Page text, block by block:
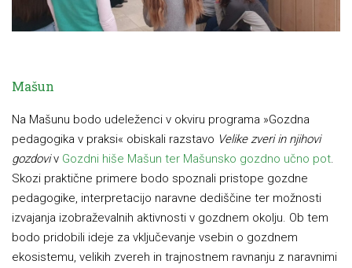
Mašun
Na Mašunu bodo udeleženci v okviru programa »Gozdna
pedagogika v praksi« obiskali razstavo Velike zveri in njihovi
gozdoviv Gozdni hiše Mašun ter Mašunsko gozdno učno pot
Skozi praktične primere bodo spoznali pristope gozdne
pedagogike, interpretacijo naravne dediščine ter možnosti
izvajanja izobraževalnih aktivnosti v gozdnem okolju. Ob tem
bodo pridobili ideje za vključevanje vsebin o gozdnem
ekosistemu, velikih zvereh in trajnostnem ravnanju z naravnimi